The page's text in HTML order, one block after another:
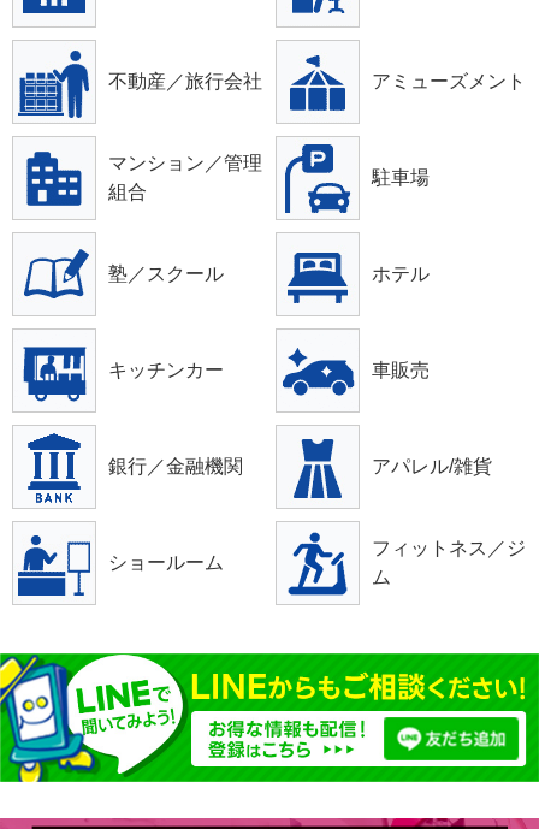
不動産／旅行会社 アミューズメント
マンション／管理
組合
駐車場
塾／スクール ホテル
キッチンカー 車販売
銀行／金融機関 アパレル/雑貨
ショールーム
フィットネス／ジ
ム